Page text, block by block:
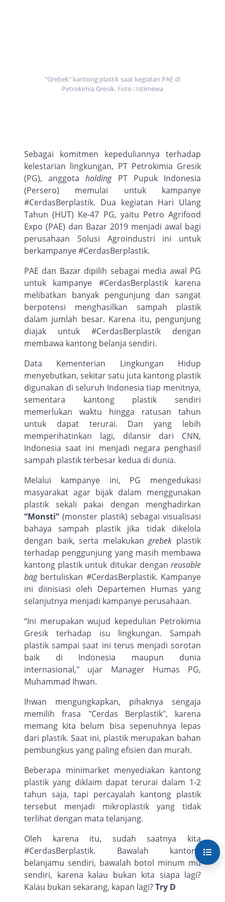
"Grebek" kantong plastik saat kegiatan PAE di
Petrokimia Gresik. Foto : Istimewa
Sebagai komitmen kepeduliannya terhadap
kelestarian lingkungan, PT Petrokimia Gresik
(PG), anggotaholdingPT Pupuk Indonesia
(Persero) memulai untuk kampanye
#CerdasBerplastik. Dua kegiatan Hari Ulang
Tahun (HUT) Ke-47 PG, yaitu Petro Agrifood
Expo (PAE) dan Bazar 2019 menjadi awal bagi
perusahaan Solusi Agroindustri ini untuk
berkampanye #CerdasBerplastik.
PAE dan Bazar dipilih sebagai media awal PG
untuk kampanye #CerdasBerplastik karena
melibatkan banyak pengunjung dan sangat
berpotensi menghasilkan sampah plastik
dalam jumlah besar. Karena itu, pengunjung
diajak untuk #CerdasBerplastik dengan
membawa kantong belanja sendiri.
Data Kementerian Lingkungan Hidup
menyebutkan, sekitar satu juta kantong plastik
digunakan di seluruh Indonesia tiap menitnya,
sementara kantong plastik sendiri
memerlukan waktu hingga ratusan tahun
untuk dapat terurai. Dan yang lebih
memperihatinkan lagi, dilansir dari CNN,
Indonesia saat ini menjadi negara penghasil
sampah plastik terbesar kedua di dunia.
Melalui kampanye ini, PG mengedukasi
masyarakat agar bijak dalam menggunakan
plastik sekali pakai dengan menghadirkan
“Monsti” (monster plastik) sebagai visualisasi
bahaya sampah plastik jika tidak dikelola
dengan baik, serta melakukangrebek plastik
terhadap penggunjung yang masih membawa
kantong plastik untuk ditukar dengan reusable
bagbertuliskan #CerdasBerplastik. Kampanye
ini diinisiasi oleh Departemen Humas yang
selanjutnya menjadi kampanye perusahaan.
“Ini merupakan wujud kepedulian Petrokimia
Gresik terhadap isu lingkungan. Sampah
plastik sampai saat ini terus menjadi sorotan
baik di Indonesia maupun dunia
internasional," ujar Manager Humas PG,
Muhammad Ihwan.
Ihwan mengungkapkan, pihaknya sengaja
memilih frasa "Cerdas Berplastik", karena
memang kita belum bisa sepenuhnya lepas
dari plastik. Saat ini, plastik merupakan bahan
pembungkus yang paling efisien dan murah.
Beberapa minimarket menyediakan kantong
plastik yang diklaim dapat terurai dalam 1-2
tahun saja, tapi percayalah kantong plastik
tersebut menjadi mikroplastik yang tidak
terlihat dengan mata telanjang.
Oleh karena itu, sudah saatnya kita
#CerdasBerplastik. Bawalah kantong
belanjamu sendiri, bawalah botol minum mu
sendiri, karena kalau bukan kita siapa lagi?
Kalau bukan sekarang, kapan lagi?Try D